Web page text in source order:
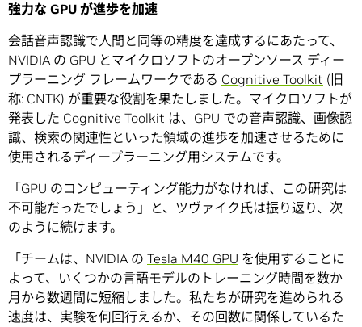
強力な GPU が進歩を加速
会話音声認識で人間と同等の精度を達成するにあたって、
NVIDIA の GPU とマイクロソフトのオープンソース ディー
プラーニング フレームワークである Cognitive Toolkit (旧
称: CNTK) が重要な役割を果たしました。マイクロソフトが
発表した Cognitive Toolkit は、GPU での音声認識、画像認
識、検索の関連性といった領域の進歩を加速させるために
使用されるディープラーニング用システムです。
「GPU のコンピューティング能力がなければ、この研究は
不可能だったでしょう」と、ツヴァイク氏は振り返り、次
のように続けます。
「チームは、NVIDIA の Tesla M40 GPU を使用することに
よって、いくつかの言語モデルのトレーニング時間を数か
月から数週間に短縮しました。私たちが研究を進められる
速度は、実験を何回行えるか、その回数に関係しているた